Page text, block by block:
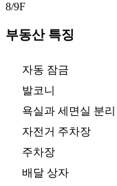
8/9F
부동산 특징
자동 잠금
발코니
욕실과 세면실 분리
자전거 주차장
주차장
배달 상자